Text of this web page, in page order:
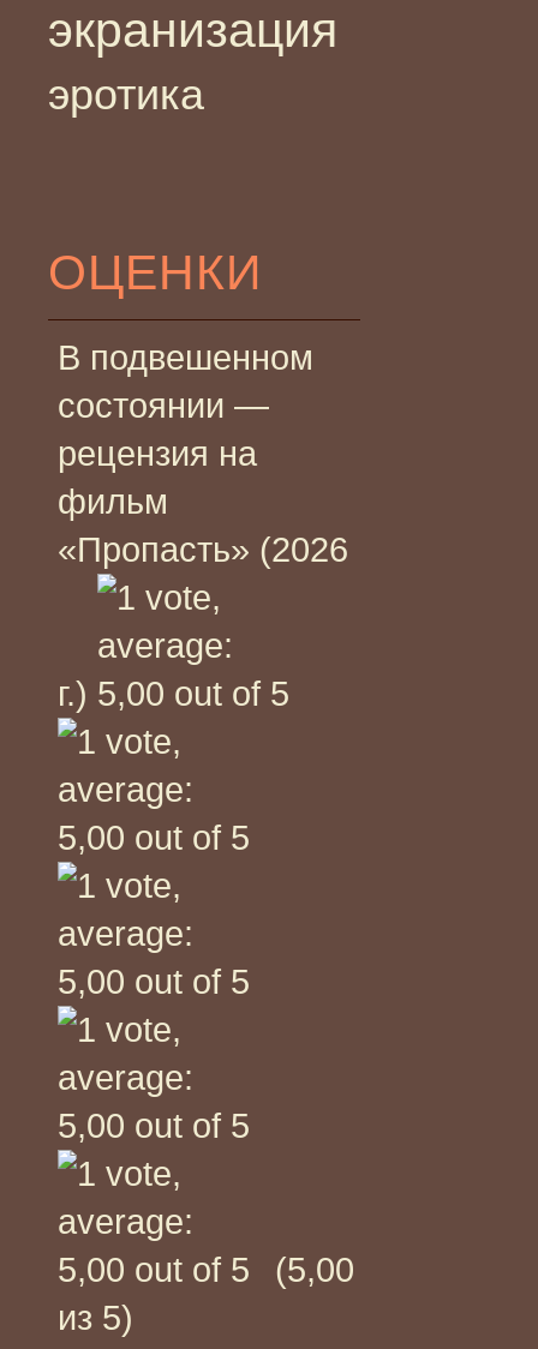
экранизация
эротика
ОЦЕНКИ
В подвешенном
состоянии —
рецензия на
фильм
«Пропасть» (2026
г.)
(5,00
из 5)